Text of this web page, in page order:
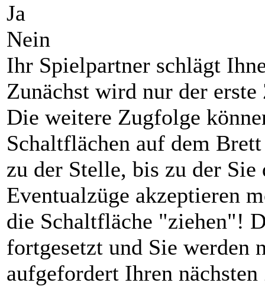
Ja
Nein
Ihr Spielpartner schlägt
Zunächst wird nur der
Die weitere Zugfolge
Schaltflächen auf dem
zu der Stelle, bis zu der Sie
Eventualzüge akzeptieren
die Schaltfläche "ziehen"!
fortgesetzt und Sie werden
aufgefordert Ihren